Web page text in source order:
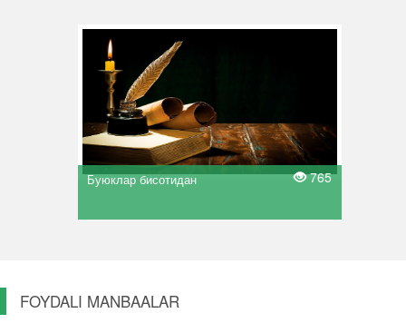
Буюклар бисотидан 765
FOYDALI MANBAALAR